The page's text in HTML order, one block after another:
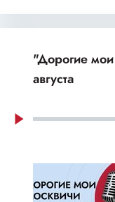
"Дорогие
августа